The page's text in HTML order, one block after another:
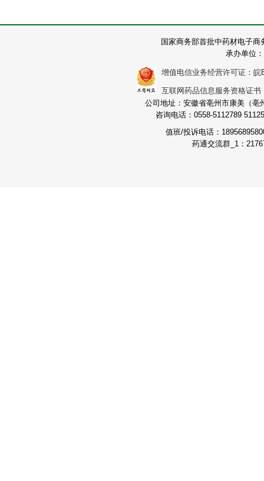
国家商务部首批中药材电子
承办单位
增值电信业务经营许可证：皖
互联网药品信息服务资格证
公司地址：安徽省亳州市康美（
咨询电话：0558-5112789
值班/投诉电话：
药通交流群_1：